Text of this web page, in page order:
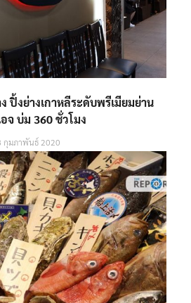
ปิ้งย่างเกาหลีระดับพรีเมียมย่าน
จ บ่ม 360 ชั่วโมง
กุมภาพันธ์ 2020